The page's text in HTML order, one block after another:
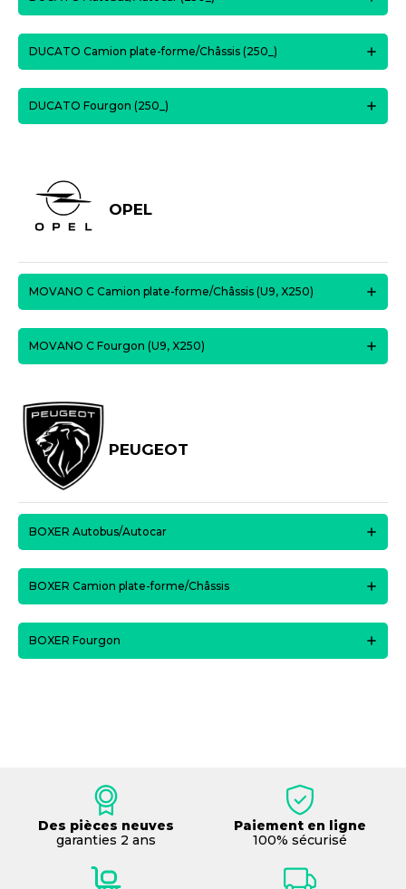
DUCATO Camion plate-forme/Châssis (250_)
DUCATO Fourgon (250_)
OPEL
MOVANO C Camion plate-forme/Châssis (U9, X250)
MOVANO C Fourgon (U9, X250)
PEUGEOT
BOXER Autobus/Autocar
BOXER Camion plate-forme/Châssis
BOXER Fourgon
Des pièces neuves
garanties 2 ans
Paiement en ligne
100% sécurisé